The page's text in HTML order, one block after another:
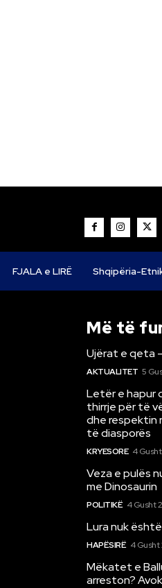
FJALA e LIRË Shqipëria-
Më të
Ujërat e qeta
AKTUALITET 5
Letër e hapur
thirrje për të
dhe respektin
të diasporës
KRYESORE 4
Veza e pulës
me Dinosaurin
POLITIKË 4 Gusht
Lura nuk
HAPËSIRË 4 Gusht
Mëkatet e
arreston?